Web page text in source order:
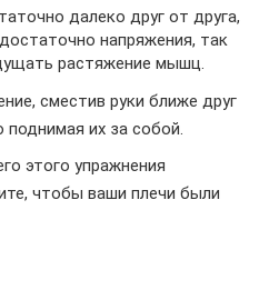
далеко друг от друга,
напряжения, так
растяжение мышц.
сместив руки ближе друг
поднимая их за собой.
этого упражнения
чтобы ваши плечи были